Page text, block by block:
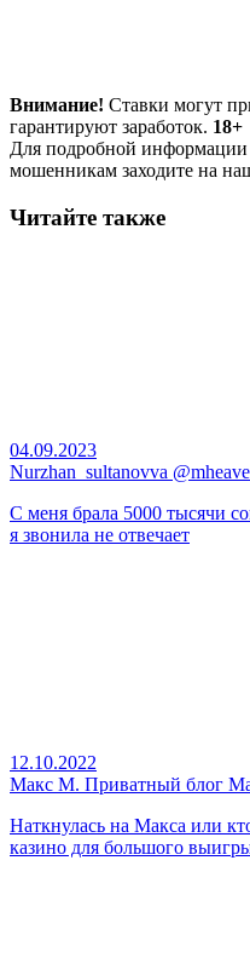
Внимание! Ставки могут
гарантируют заработок. 18+
Для подробной
мошенникам заходите на
Читайте также
04.09.2023
Nurzhan_sultanovva
С меня брала 5000 тысячи
я звонила не отвечает
12.10.2022
Макс М. Приватный блог
Наткнулась на Макса или
казино для большого